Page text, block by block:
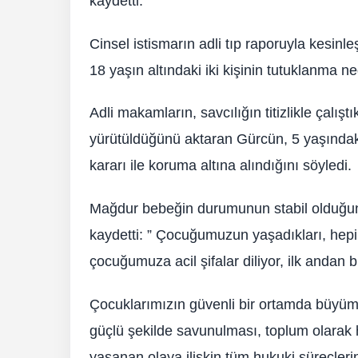
Cinsel istismarın adli tıp raporuyla
18 yaşın altındaki iki kişinin tutuklanma
Adli makamların, savcılığın titizlikle
yürütüldüğünü aktaran Gürcün, 5
kararı ile koruma altına alındığını söyledi.
Mağdur bebeğin durumunun stabil
kaydetti: ” Çocuğumuzun yaşadıkları,
çocuğumuza acil şifalar diliyor, ilk andan
Çocuklarımızın güvenli bir ortamda
güçlü şekilde savunulması, toplum